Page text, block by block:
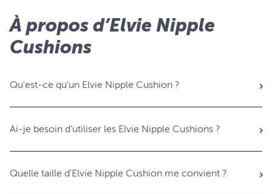
À propos d’Elvie Nipple
Cushions
Qu'est-ce qu'un Elvie Nipple Cushion ?
Ai-je besoin d'utiliser les Elvie Nipple Cushions ?
Quelle taille d'Elvie Nipple Cushion me convient ?